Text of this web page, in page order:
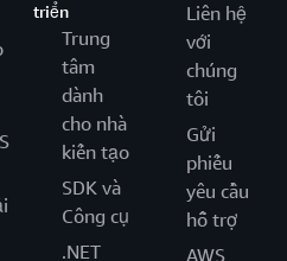
triển
Trung
tâm
dành
cho nhà
kiến tạo
SDK và
Công cụ
.NET
Liên hệ
với
chúng
tôi
Gửi
phiếu
yêu cầu
hỗ trợ
AWS